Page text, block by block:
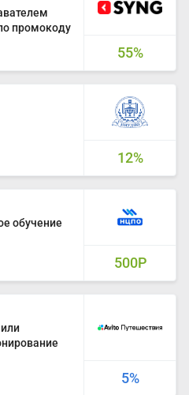
55%
промокоду
12%
500Р
обучение
5%